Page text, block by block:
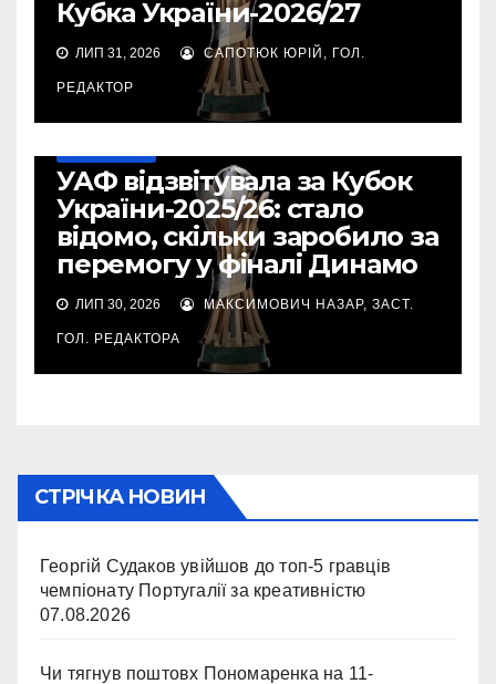
Кубка України-2026/27
ЛИП 31, 2026 САПОТЮК ЮРІЙ, ГОЛ.
РЕДАКТОР
УАФ відзвітувала за Кубок
України-2025/26: стало
відомо, скільки заробило за
перемогу у фіналі Динамо
ЛИП 30, 2026 МАКСИМОВИЧ НАЗАР, ЗАСТ.
ГОЛ. РЕДАКТОРА
СТРІЧКА НОВИН
Георгій Судаков увійшов до топ-5 гравців
чемпіонату Португалії за креативністю
07.08.2026
Чи тягнув поштовх Пономаренка на 11-